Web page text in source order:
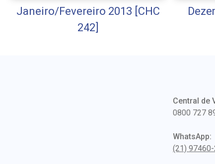
Janeiro/Fevereiro 2013 [CHC
242]
Central de
0800 727
WhatsApp:
(21)